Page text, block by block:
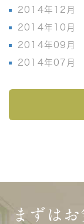
2014年12月
2014年10月
2014年09月
2014年07月
まずは